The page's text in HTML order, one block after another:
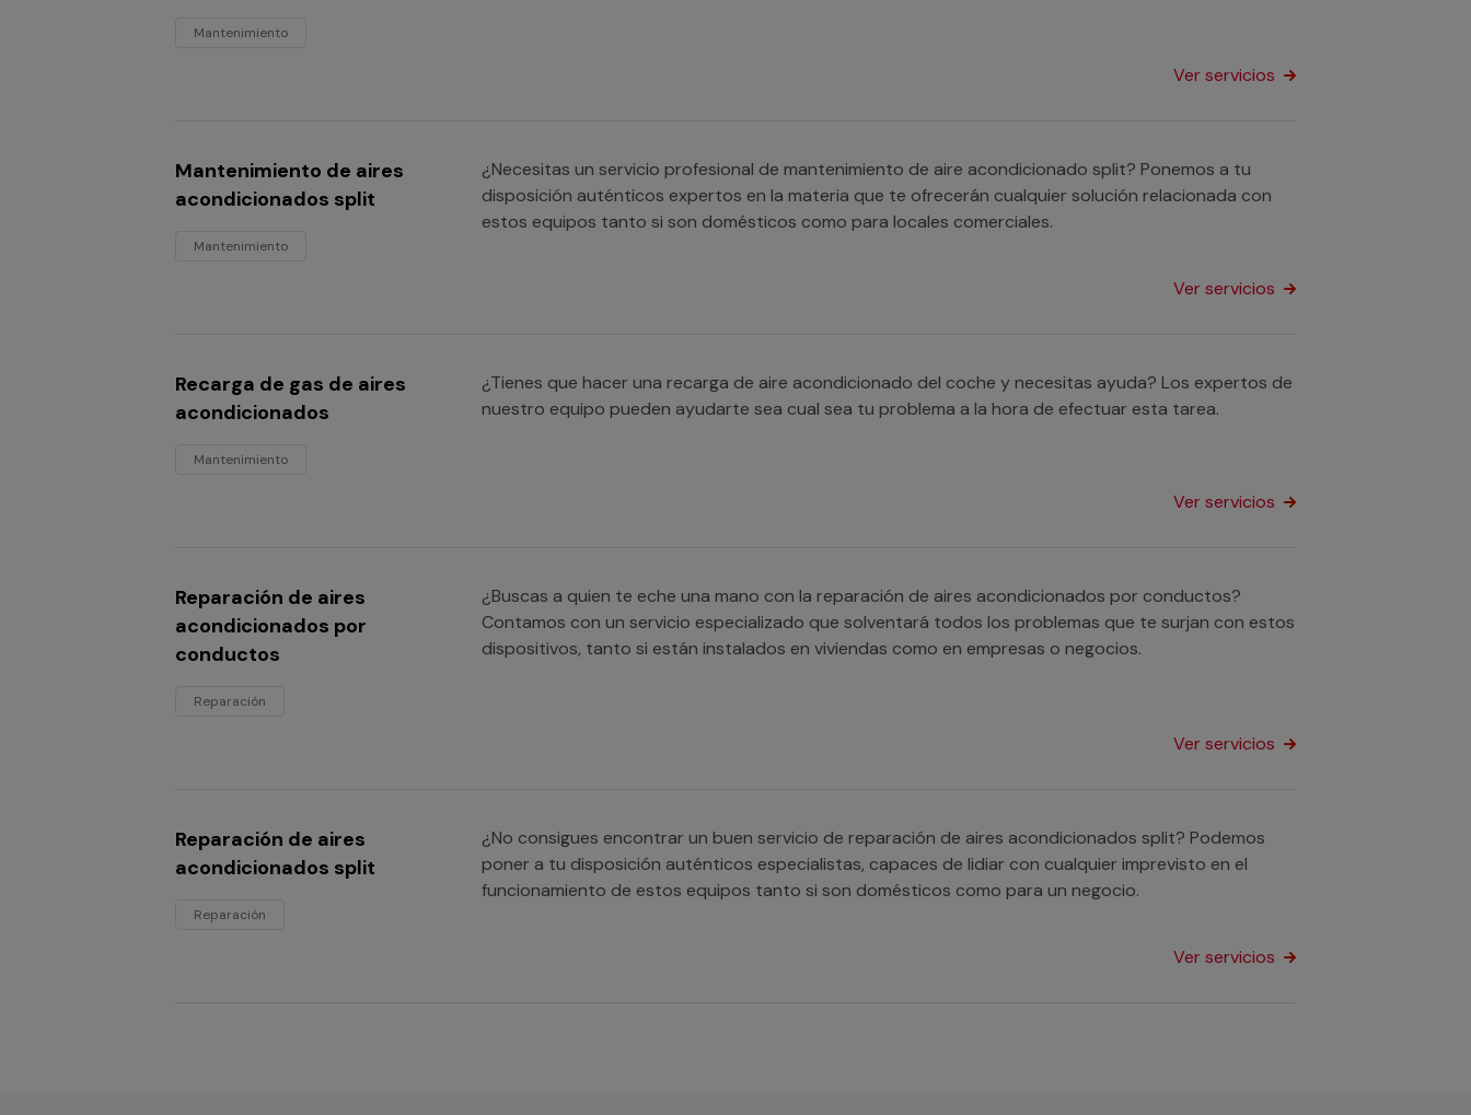
Mantenimiento
Ver servicios
Mantenimiento de aires
acondicionados split
Mantenimiento
¿Necesitas un servicio profesional de mantenimiento de aire acondicionado split? Ponemos a tu
disposición auténticos expertos en la materia que te ofrecerán cualquier solución relacionada con
estos equipos tanto si son domésticos como para locales comerciales.
Ver servicios
Recarga de gas de aires
acondicionados
Mantenimiento
¿Tienes que hacer una recarga de aire acondicionado del coche y necesitas ayuda? Los expertos de
nuestro equipo pueden ayudarte sea cual sea tu problema a la hora de efectuar esta tarea.
Ver servicios
Reparación de aires
acondicionados por
conductos
Reparación
¿Buscas a quien te eche una mano con la reparación de aires acondicionados por conductos?
Contamos con un servicio especializado que solventará todos los problemas que te surjan con estos
dispositivos, tanto si están instalados en viviendas como en empresas o negocios.
Ver servicios
Reparación de aires
acondicionados split
Reparación
¿No consigues encontrar un buen servicio de reparación de aires acondicionados split? Podemos
poner a tu disposición auténticos especialistas, capaces de lidiar con cualquier imprevisto en el
funcionamiento de estos equipos tanto si son domésticos como para un negocio.
Ver servicios